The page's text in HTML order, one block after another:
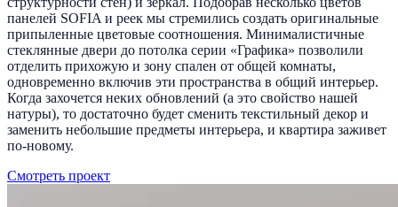
панелей SOFIA и реек мы стремились создать оригинальные
припыленные цветовые соотношения. Минималистичные
стеклянные двери до потолка серии «Графика» позволили
отделить прихожую и зону спален от общей комнаты,
одновременно включив эти пространства в общий интерьер.
Когда захочется неких обновлений (а это свойство нашей
натуры), то достаточно будет сменить текстильный декор и
заменить небольшие предметы интерьера, и квартира заживет
по-новому.
Смотреть проект